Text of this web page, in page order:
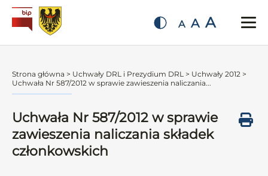
A A A
Strona główna > Uchwały DRL i Prezydium DRL > Uchwały 2012 >
Uchwała Nr 587/2012 w sprawie zawieszenia naliczania...
Uchwała Nr 587/2012 w sprawie
zawieszenia naliczania składek
członkowskich